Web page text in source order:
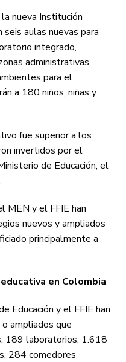
nueva Institución
seis aulas nuevas para
integrado,
administrativas,
para el
a 180 niños, niñas y
fue superior a los
invertidos por el
de Educación, el
MEN y el FFIE han
nuevos y ampliados
principalmente a
en Colombia
Educación y el FFIE han
ampliados que
189 laboratorios, 1.618
284 comedores